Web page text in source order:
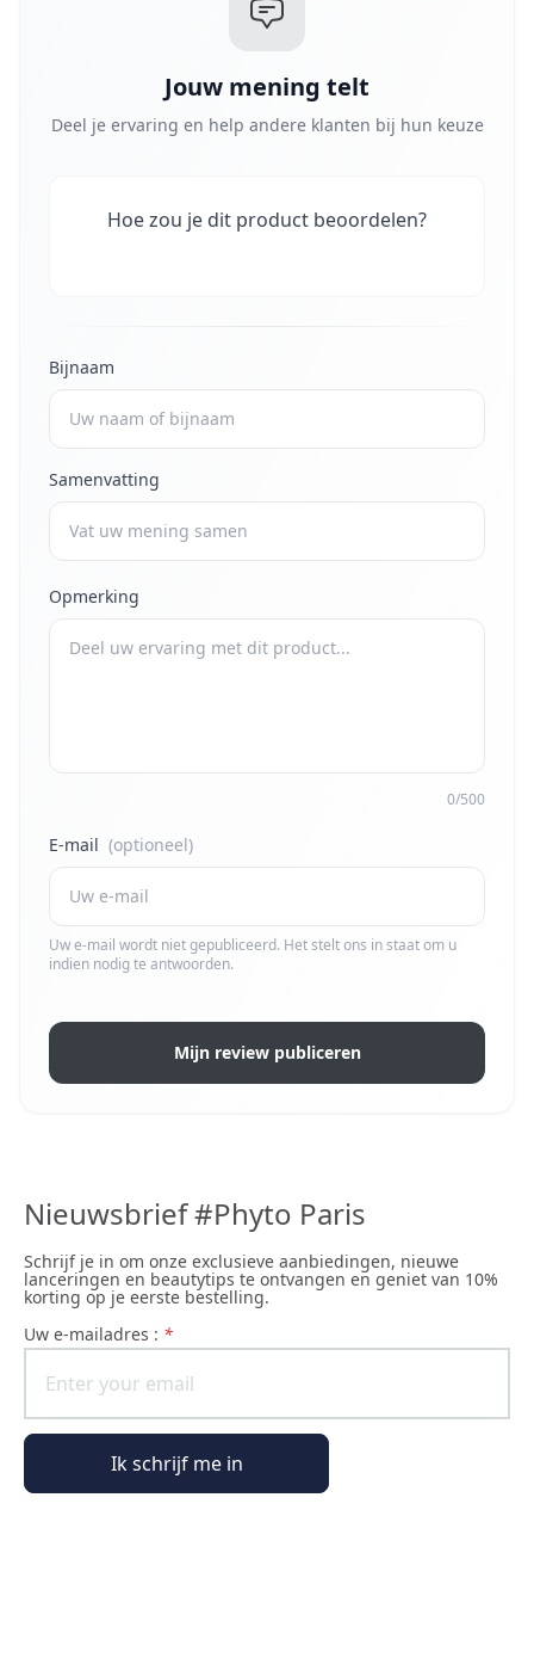
Jouw mening telt
Deel je ervaring en help andere klanten bij hun keuze
Hoe zou je dit product beoordelen?
Bijnaam
Samenvatting
Opmerking
0/500
E-mail (optioneel)
Uw e-mail wordt niet gepubliceerd. Het stelt ons in staat om u
indien nodig te antwoorden.
Mijn review publiceren
Nieuwsbrief #Phyto Paris
Schrijf je in om onze exclusieve aanbiedingen, nieuwe
lanceringen en beautytips te ontvangen en geniet van 10%
korting op je eerste bestelling.
uw e-mailadres : *
Ik schrijf me in